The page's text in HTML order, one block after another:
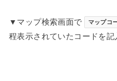
▼マップ検索画面で マップコ
程表示されていたコードを記